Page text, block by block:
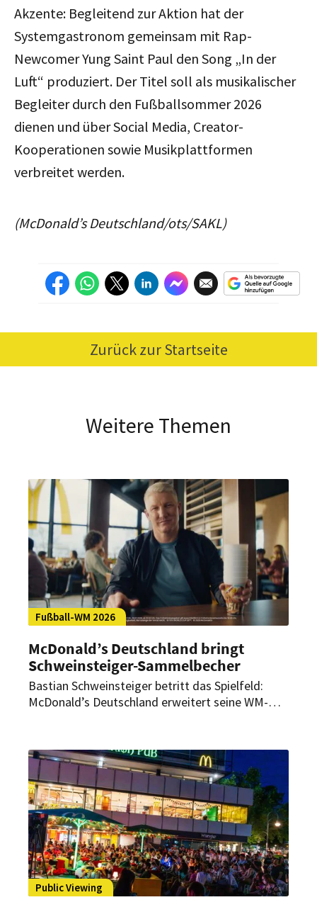
Akzente: Begleitend zur Aktion hat der
Systemgastronom gemeinsam mit Rap-
Newcomer Yung Saint Paul den Song „In der
Luft“ produziert. Der Titel soll als musikalischer
Begleiter durch den Fußballsommer 2026
dienen und über Social Media, Creator-
Kooperationen sowie Musikplattformen
verbreitet werden.
(McDonald’s Deutschland/ots/SAKL)
Zurück zur Startseite
Weitere Themen
Fußball-WM 2026
McDonald’s Deutschland bringt
Schweinsteiger-Sammelbecher
Bastian Schweinsteiger betritt das Spielfeld:
McDonald’s Deutschland erweitert seine WM-
Berlin ist zudem ein nächtliches Public Viewing
im Pyjama geplant.
Public Viewing